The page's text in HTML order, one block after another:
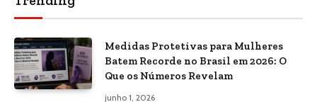
Medidas Protetivas para Mulheres
Batem Recorde no Brasil em 2026: O
Que os Números Revelam
junho 1, 2026